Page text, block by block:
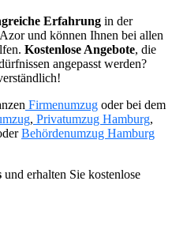
Erfahrung in der
und können Ihnen bei allen
Kostenlose Angebote, die
angepasst werden?
Firmenumzug oder bei dem
, Privatumzug Hamburg,
Behördenumzug Hamburg
und erhalten Sie kostenlose